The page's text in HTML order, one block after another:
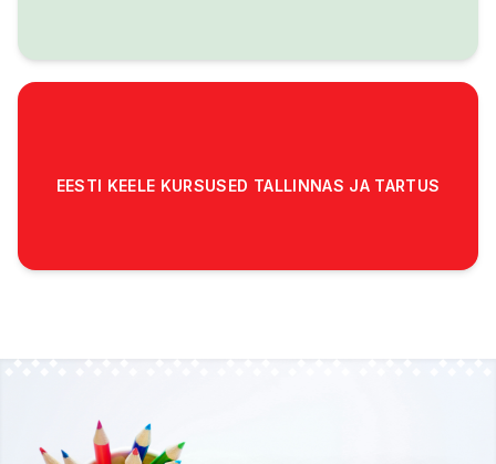
EESTI KEELE KURSUSED TALLINNAS JA TARTUS